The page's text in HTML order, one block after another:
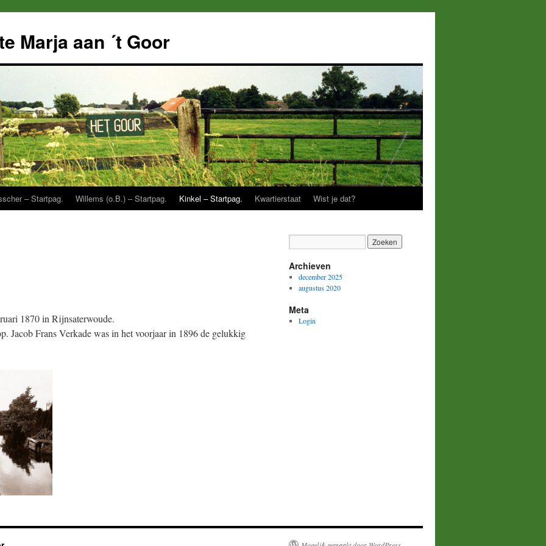
Marja aan ´t Goor
– Startpag. Willems (o.B.) – Startpag. Kinkel – Startpag. Kwartierstaat Wist je dat?
1870 in Rijnsaterwoude.
Jacob Frans Verkade was in het voorjaar in 1896 de gelukkig
Archieven
december 2025
augustus 2020
Meta
Login